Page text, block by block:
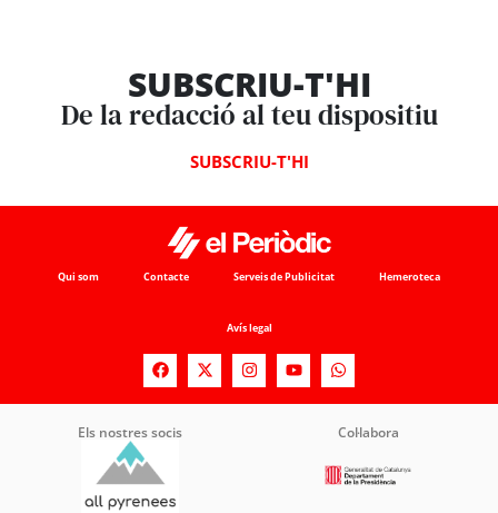
SUBSCRIU-T'HI
De la redacció al teu dispositiu
SUBSCRIU-T'HI
Qui som Contacte Serveis de Publicitat Hemeroteca
Avís legal
Els nostres socis Col·labora